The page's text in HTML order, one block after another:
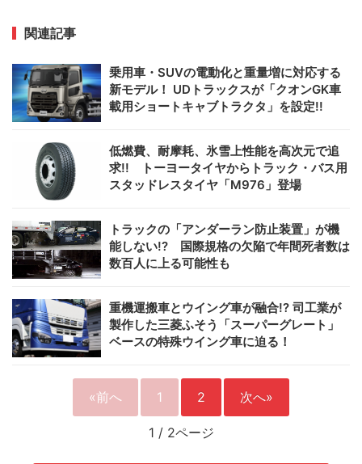
関連記事
乗用車・SUVの電動化と重量増に対応する
新モデル！ UDトラックスが「クオンGK車
載用ショートキャブトラクタ」を設定!!
低燃費、耐摩耗、氷雪上性能を高次元で追
求!! トーヨータイヤからトラック・バス用
スタッドレスタイヤ「M976」登場
トラックの「アンダーラン防止装置」が機
能しない!? 国際規格の欠陥で年間死者数は
数百人に上る可能性も
重機運搬車とウイング車が融合!? 司工業が
製作した三菱ふそう「スーパーグレート」
ベースの特殊ウイング車に迫る！
«前へ 1 2 次へ»
1 / 2ページ